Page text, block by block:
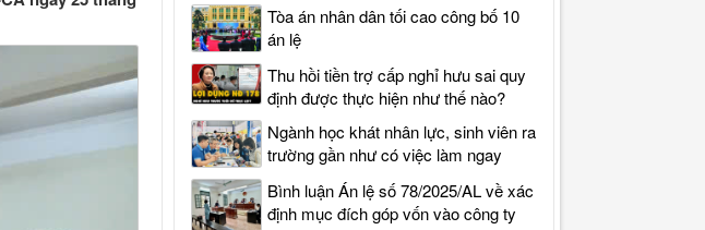
Tòa án nhân dân tối cao công bố 10
án lệ
Thu hồi tiền trợ cấp nghỉ hưu sai quy
định được thực hiện như thế nào?
Ngành học khát nhân lực, sinh viên ra
trường gần như có việc làm ngay
Bình luận Án lệ số 78/2025/AL về xác
định mục đích góp vốn vào công ty